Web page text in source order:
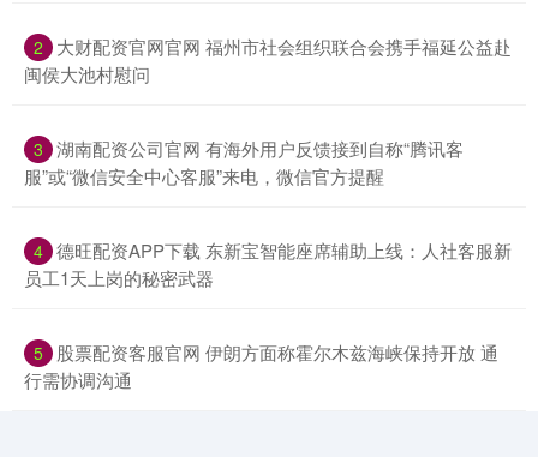
2
​大财配资官网官网 福州市社会组织联合会携手福延公益赴
闽侯大池村慰问
3 ​湖南配资公司官网 有海外用户反馈接到自称“腾讯客
服”或“微信安全中心客服”来电，微信官方提醒
4 ​德旺配资APP下载 东新宝智能座席辅助上线：人社客服新
员工1天上岗的秘密武器
5
​股票配资客服官网 伊朗方面称霍尔木兹海峡保持开放 通
行需协调沟通